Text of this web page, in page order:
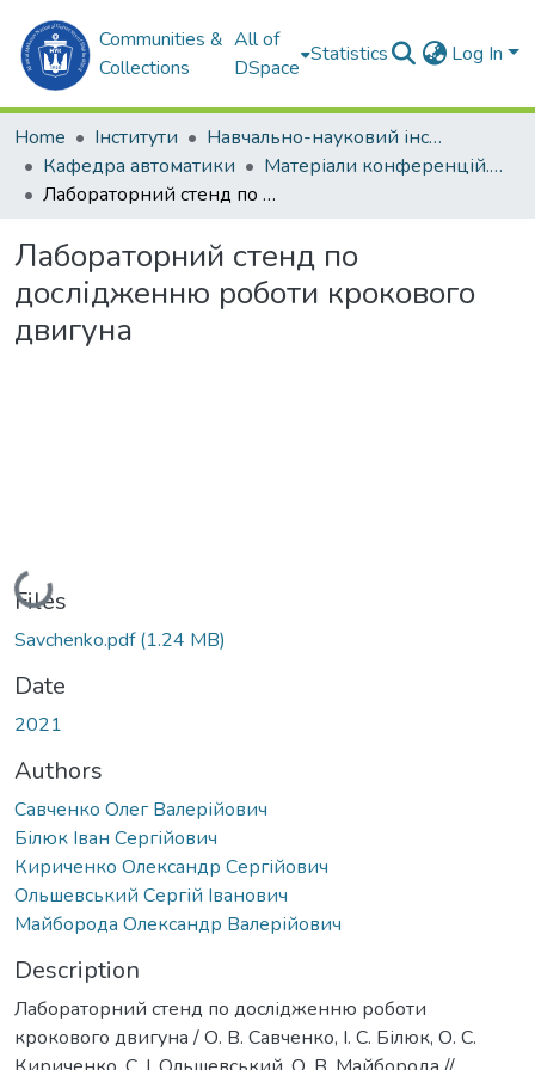
Communities &
Collections
All of
DSpace
Statistics Log In
Home Інститути
Навчально-науковий інститут автоматики та електротехніки (ННІАЕ)
Кафедра автоматики
Матеріали конференцій. Кафедра автоматики
Лабораторний стенд по дослідженню роботи крокового двигуна
Лабораторний стенд по
дослідженню роботи крокового
двигуна
Loading...
Files
Savchenko.pdf(1.24 MB)
Date
2021
Authors
Савченко Олег Валерійович
Білюк Іван Сергійович
Кириченко Олександр Сергійович
Ольшевський Сергій Іванович
Майборода Олександр Валерійович
Description
Лабораторний стенд по дослідженню роботи
крокового двигуна / О. В. Савченко, І. С. Білюк, О. С.